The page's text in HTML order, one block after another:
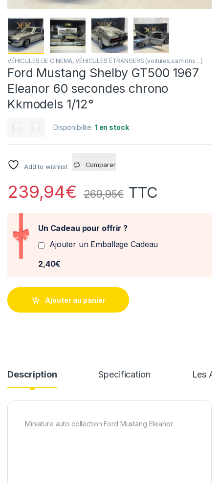
VÉHICULES DE CINEMA,VÉHICULES ÉTRANGERS (voitures,camions ...)
Ford Mustang Shelby GT500 1967
Eleanor 60 secondes chrono
Kkmodels 1/12°
Disponibilité: 1 en stock
Add to wishlist Comparer
239,94€ 269,95€ TTC
Un Cadeau pour offrir ?
Ajouter un Emballage Cadeau
2,40€
Ajouter au panier
Description Specification Les
Miniature auto collection Ford Mustang Eleanor